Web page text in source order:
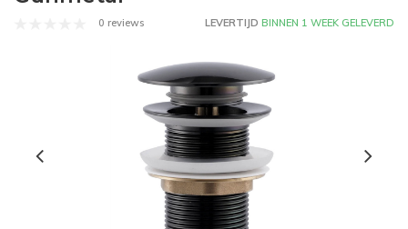
0 reviews LEVERTIJD BINNEN 1 WEEK GELEVERD